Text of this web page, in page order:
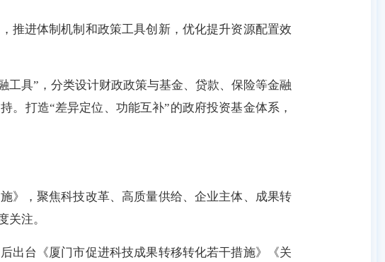
推进体制机制和政策工具创新，优化提升资源配置效
工具”，分类设计财政政策与基金、贷款、保险等金融
打造“差异定位、功能互补”的政府投资基金体系，
》，聚焦科技改革、高质量供给、企业主体、成果转
关注。
出台《厦门市促进科技成果转移转化若干措施》《关